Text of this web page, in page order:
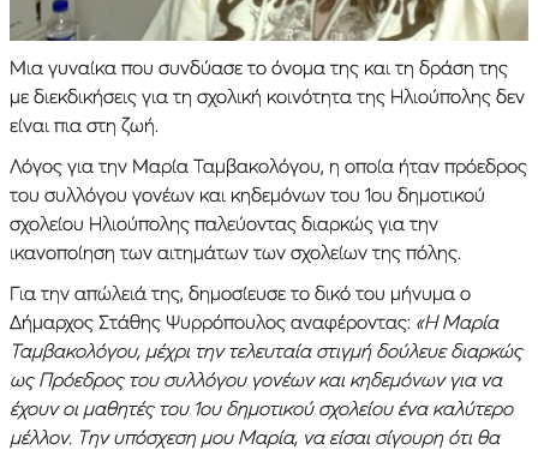
Μια γυναίκα που συνδύασε το όνομα της και τη δράση της
με διεκδικήσεις για τη σχολική κοινότητα της Ηλιούπολης δεν
είναι πια στη ζωή.
Λόγος για την Μαρία Ταμβακολόγου, η οποία ήταν πρόεδρος
του συλλόγου γονέων και κηδεμόνων του 1ου δημοτικού
σχολείου Ηλιούπολης παλεύοντας διαρκώς για την
ικανοποίηση των αιτημάτων των σχολείων της πόλης.
Για την απώλειά της, δημοσίευσε το δικό του μήνυμα ο
Δήμαρχος Στάθης Ψυρρόπουλος αναφέροντας: «Η Μαρία
Ταμβακολόγου, μέχρι την τελευταία στιγμή δούλευε διαρκώς
ως Πρόεδρος του συλλόγου γονέων και κηδεμόνων για να
έχουν οι μαθητές του 1ου δημοτικού σχολείου ένα καλύτερο
μέλλον. Την υπόσχεση μου Μαρία, να είσαι σίγουρη ότι θα